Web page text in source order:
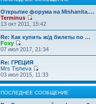
Открытие форума на Mishanita.…
Terminus
П
е
р
е
й
т
и
к
п
о
с
л
е
13 окт 2011, 15:42
Re: Как купить ж/д билеты по …
Foxy
П
е
р
е
й
т
и
к
п
07 июл 2017, 21:34
Re: ГРЕЦИЯ
Mrs Tisheva
П
е
р
е
й
03 июл 2015, 11:33
ПОСЛЕДНЕЕ СООБЩЕНИЕ